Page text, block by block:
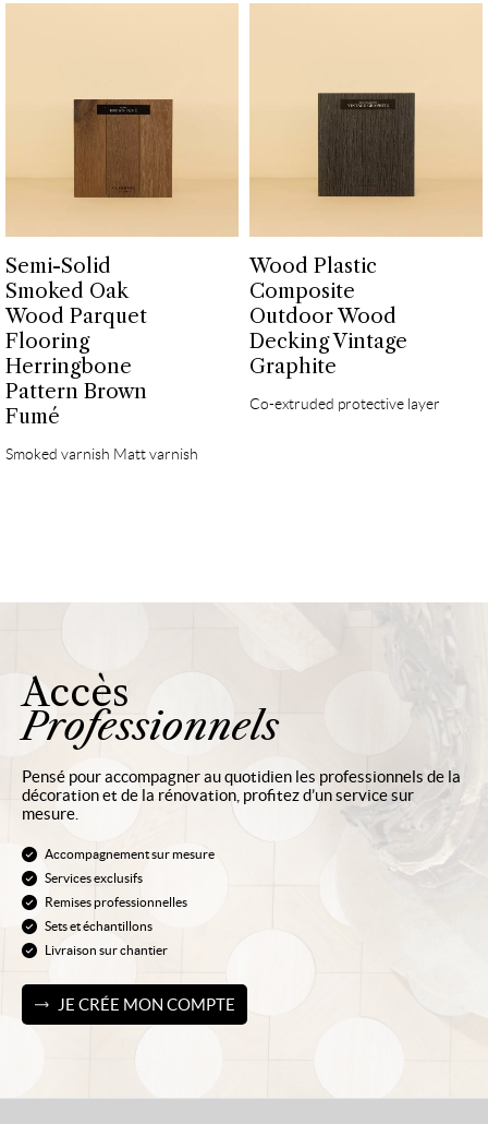
Semi-Solid
Smoked Oak
Wood Parquet
Flooring
Herringbone
Pattern Brown
Fumé
Smoked varnish Matt varnish
Wood Plastic
Composite
Outdoor Wood
Decking Vintage
Graphite
Co-extruded protective layer
Accès
Professionnels
Pensé pour accompagner au quotidien les professionnels de la
décoration et de la rénovation, profitez d’un service sur
mesure.
Accompagnement sur mesure
Services exclusifs
Remises professionnelles
Sets et échantillons
Livraison sur chantier
JE CRÉE MON COMPTE